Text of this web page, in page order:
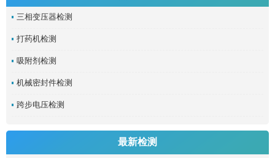
三相变压器检测
打药机检测
吸附剂检测
机械密封件检测
跨步电压检测
最新检测